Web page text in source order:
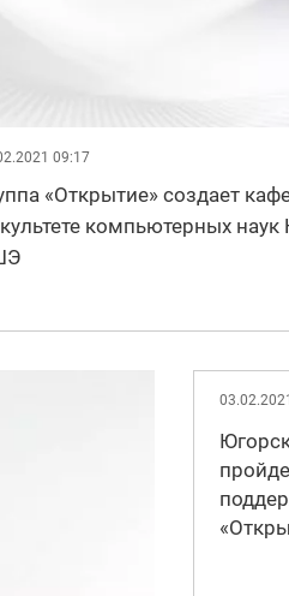
09:17
«Открытие» создает
компьютерных